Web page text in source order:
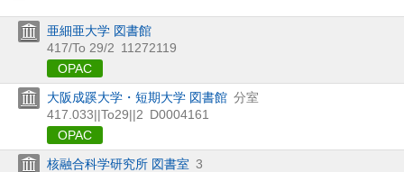
亜細亜大学 図書館
417/To 29/2 11272119
OPAC
大阪成蹊大学・短期大学 図書館 分室
417.033||To29||2 D0004161
OPAC
核融合科学研究所 図書室 3